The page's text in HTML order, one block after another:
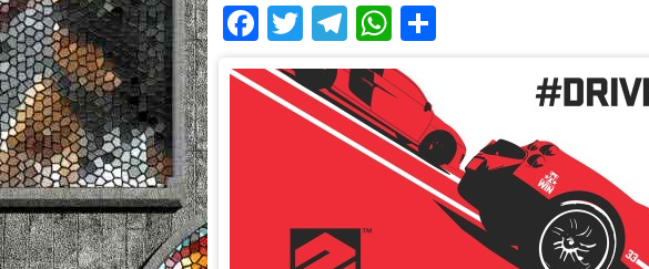
Facebook
TwitterTelegram
WhatsApp